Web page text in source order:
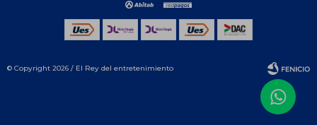
© Copyright 2026 / El Rey del entretenimiento